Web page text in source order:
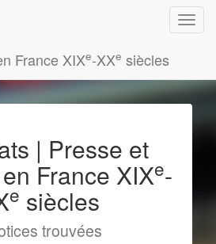
France XIXe-XXe siècles
| Presse et
France XIXe-
e siècles
trouvées